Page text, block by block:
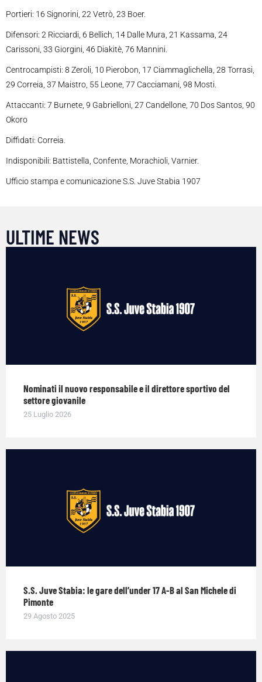
Portieri: 16 Signorini, 22 Vetrò, 23 Boer.
Difensori: 2 Ricciardi, 6 Bellich, 14 Dalle Mura, 21 Kassama, 24
Carissoni, 33 Giorgini, 46 Diakitè, 76 Mannini.
Centrocampisti: 8 Zeroli, 10 Pierobon, 17 Ciammaglichella, 28 Torrasi,
29 Correia, 37 Maistro, 55 Leone, 77 Cacciamani, 98 Mosti.
Attaccanti: 7 Burnete, 9 Gabrielloni, 27 Candellone, 70 Dos Santos, 90
Okoro
Diffidati: Correia.
Indisponibili: Battistella, Confente, Morachioli, Varnier.
Ufficio stampa e comunicazione S.S. Juve Stabia 1907
ULTIME NEWS
Nominati il nuovo responsabile e il direttore sportivo del
settore giovanile
25 Luglio 2026
S.S. Juve Stabia: le gare dell’under 17 A-B al San Michele di
Pimonte
29 Agosto 2025